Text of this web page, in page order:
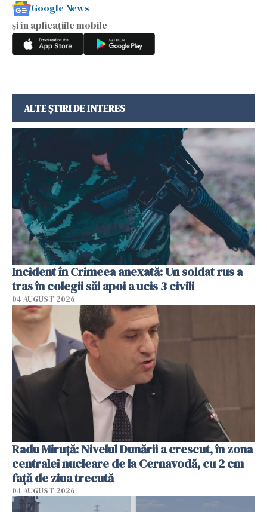
Google News
și în aplicațiile mobile
ALTE ȘTIRI DE INTERES
Incident în Crimeea anexată: Un soldat rus a
tras în colegii săi apoi a ucis 3 civili
04 AUGUST 2026
Radu Miruţă: Nivelul Dunării a crescut, în zona
centralei nucleare de la Cernavodă, cu 2 cm
faţă de ziua trecută
04 AUGUST 2026